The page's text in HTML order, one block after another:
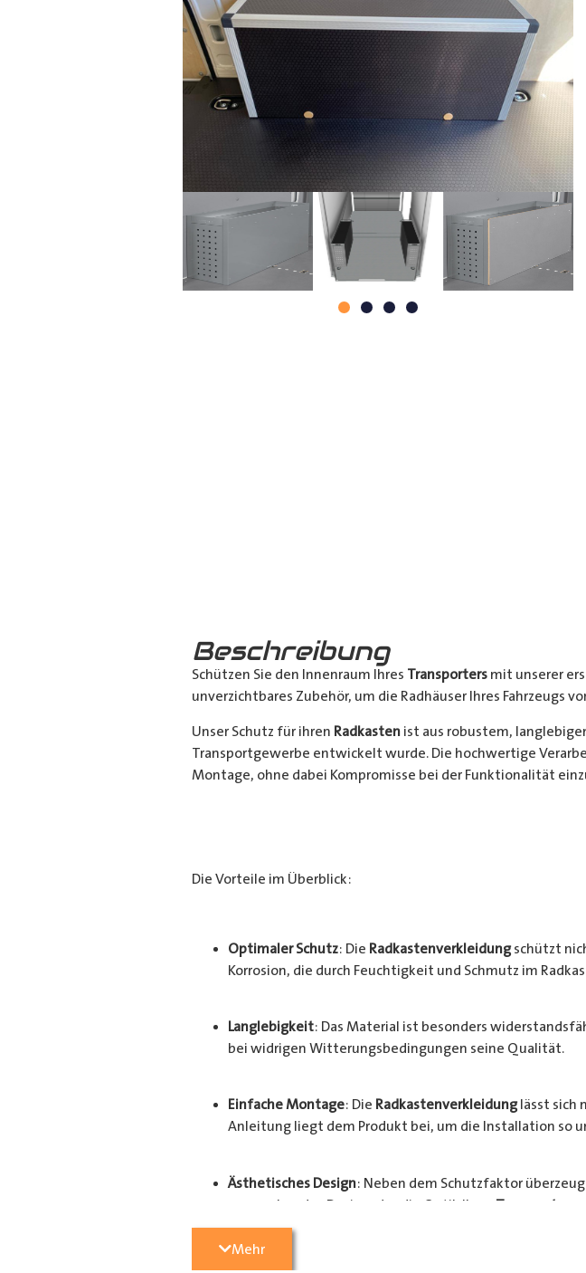
Beschreibung
Schützen Sie den Innenraum Ihres Transportersmit unserer
unverzichtbares Zubehör, um die Radhäuser Ihres Fahrzeugs
Unser Schutz für ihren Radkastenist aus robustem,
Transportgewerbe entwickelt wurde. Die hochwertige
Montage, ohne dabei Kompromisse bei der Funktionalität
Die Vorteile im Überblick:
Optimaler Schutz: Die Radkastenverkleidungschützt
Korrosion, die durch Feuchtigkeit und Schmutz im
Langlebigkeit: Das Material ist besonders
bei widrigen Witterungsbedingungen seine Qualität.
Einfache Montage: Die Radkastenverkleidunglässt sich
Anleitung liegt dem Produkt bei, um die Installation so
Ästhetisches Design: Neben dem Schutzfaktor
ansprechendes Design, das die Optik Ihres Transporters
Mehr